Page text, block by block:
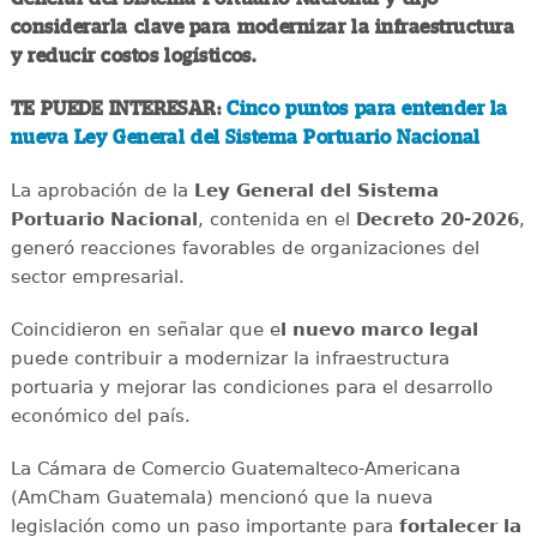
considerarla clave para modernizar la infraestructura
y reducir costos logísticos.
TE PUEDE INTERESAR:Cinco puntos para entender la
nueva Ley General del Sistema Portuario Nacional
La aprobación de la Ley General del Sistema
Portuario Nacional, contenida en el Decreto 20-2026,
generó reacciones favorables de organizaciones del
sector empresarial.
Coincidieron en señalar que el nuevo marco legal
puede contribuir a modernizar la infraestructura
portuaria y mejorar las condiciones para el desarrollo
económico del país.
La Cámara de Comercio Guatemalteco-Americana
(AmCham Guatemala) mencionó que la nueva
legislación como un paso importante para fortalecer la